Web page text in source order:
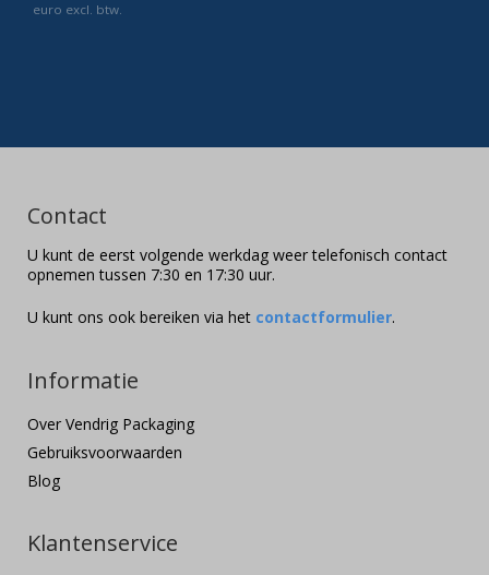
euro excl. btw.
Contact
U kunt de eerst volgende werkdag weer telefonisch contact
opnemen tussen 7:30 en 17:30 uur.
U kunt ons ook bereiken via het contactformulier.
Informatie
Over Vendrig Packaging
Gebruiksvoorwaarden
Blog
Klantenservice